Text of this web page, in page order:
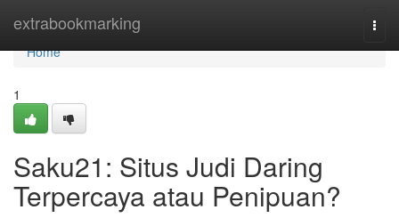
extrabookmarking
Home
Home
1
Saku21: Situs Judi Daring
Terpercaya atau Penipuan?